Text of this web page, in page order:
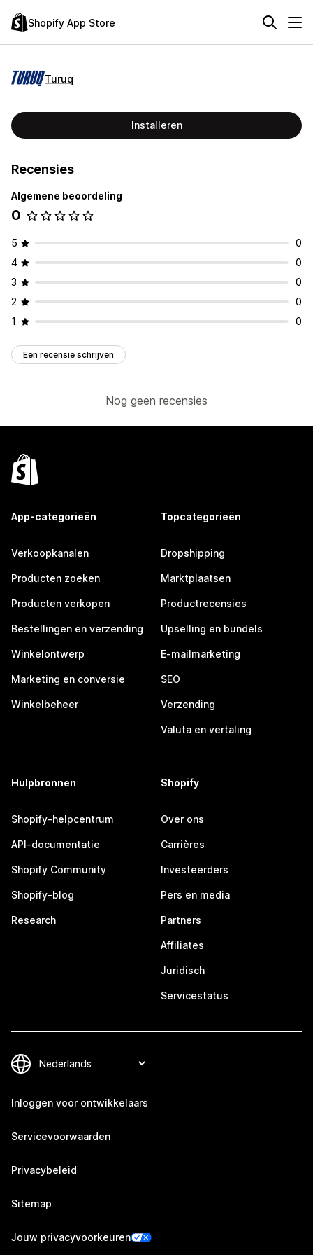
Shopify App Store
Turuq
Installeren
Recensies
Algemene beoordeling
0
5
0
4
0
3
0
2
0
1
0
Een recensie schrijven
Nog geen recensies
App-categorieën
Verkoopkanalen
Producten zoeken
Producten verkopen
Bestellingen en verzending
Winkelontwerp
Marketing en conversie
Winkelbeheer
Topcategorieën
Dropshipping
Marktplaatsen
Productrecensies
Upselling en bundels
E-mailmarketing
SEO
Verzending
Valuta en vertaling
Hulpbronnen
Shopify-helpcentrum
API-documentatie
Shopify Community
Shopify-blog
Research
Shopify
Over ons
Carrières
Investeerders
Pers en media
Partners
Affiliates
Juridisch
Servicestatus
Inloggen voor ontwikkelaars
Servicevoorwaarden
Privacybeleid
Sitemap
Jouw privacyvoorkeuren